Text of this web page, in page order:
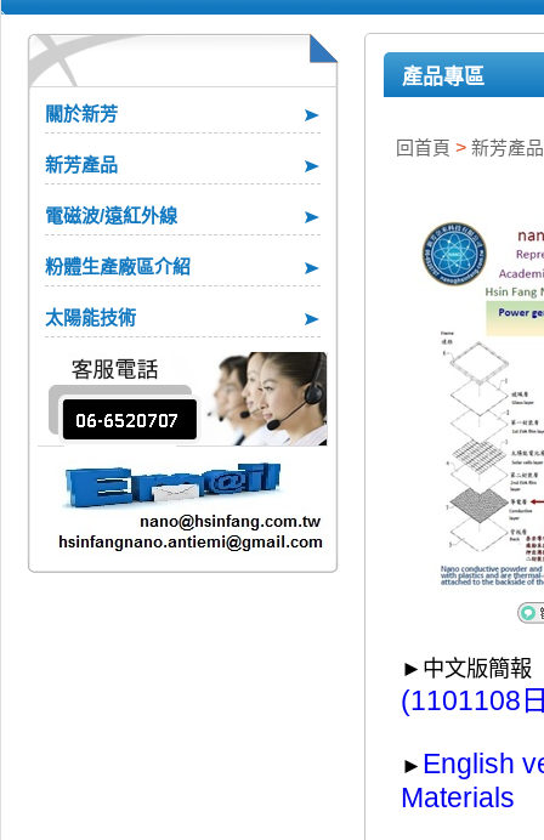
關於新芳
新芳產品
電磁波/遠紅外線
粉體生產廠區介紹
太陽能技術
產品專區
回首頁 > 新芳產品
►中文版簡
(1101108
► English
Materials